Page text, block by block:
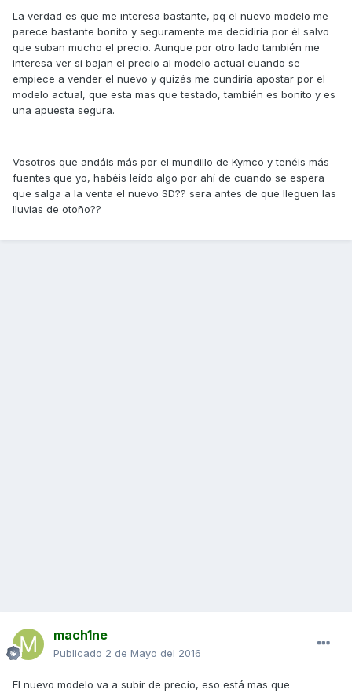
La verdad es que me interesa bastante, pq el nuevo modelo me
parece bastante bonito y seguramente me decidiría por él salvo
que suban mucho el precio. Aunque por otro lado también me
interesa ver si bajan el precio al modelo actual cuando se
empiece a vender el nuevo y quizás me cundiría apostar por el
modelo actual, que esta mas que testado, también es bonito y es
una apuesta segura.
Vosotros que andáis más por el mundillo de Kymco y tenéis más
fuentes que yo, habéis leído algo por ahí de cuando se espera
que salga a la venta el nuevo SD?? sera antes de que lleguen las
lluvias de otoño??
mach1ne
Publicado 2 de Mayo del 2016
El nuevo modelo va a subir de precio, eso está mas que